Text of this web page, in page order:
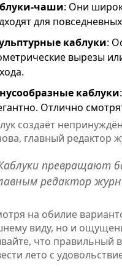
чаши: Они
для
каблуки:
вырезы
каблуки
Отлично
создаёт
главный
превращают
редактор
на обилие
виду, но и
что правильный
лето с